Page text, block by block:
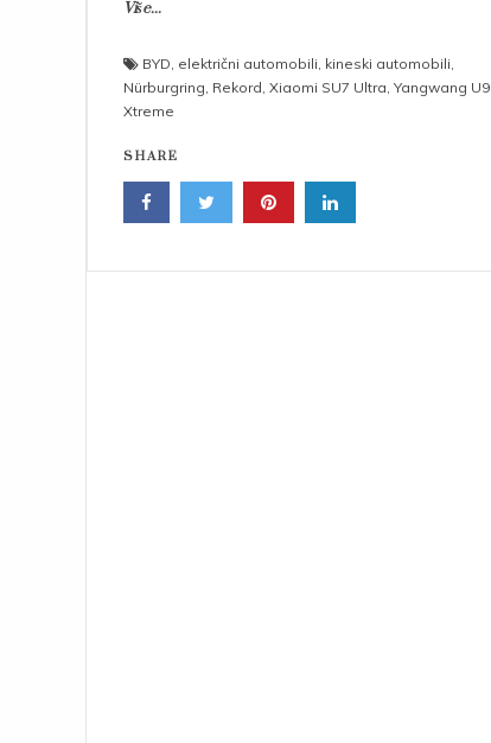
Više...
BYD električni automobili kineski automobili
Nürburgring Rekord Xiaomi SU7 Ultra Yangwang U9
Xtreme
SHARE